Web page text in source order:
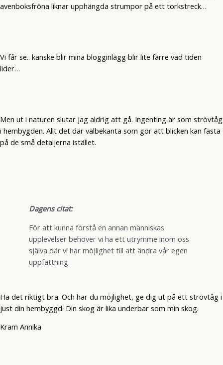
avenboksfröna liknar upphängda strumpor på ett torkstreck…
Vi får se.. kanske blir mina blogginlägg blir lite färre vad tiden
lider…
Men ut i naturen slutar jag aldrig att gå. Ingenting är som strövtåg
i hembygden. Allt det där välbekanta som gör att blicken kan fästa
på de små detaljerna istället.
Dagens citat:
För att kunna förstå en annan människas
upplevelser behöver vi ha ett utrymme inom oss
själva där vi har möjlighet till att ändra vår egen
uppfattning.
Ha det riktigt bra. Och har du möjlighet, ge dig ut på ett strövtåg i
just din hembyggd. Din skog är lika underbar som min skog.
Kram Annika